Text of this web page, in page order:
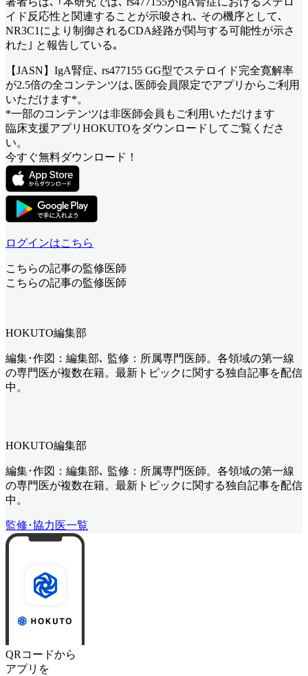
イド反応性と関連することが示唆され､ その機序として､
NR3C1により制御されるCDA経路が関与する可能性が示さ
れた｣ と報告している｡
【JASN】IgA腎症､ rs477155 GG型でステロイド完全寛解率
が2.5倍の全コンテンツは､医師会員限定でアプリからご利用
いただけます*。
*一部のコンテンツは非医師会員もご利用いただけます
臨床支援アプリHOKUTOをダウンロードしてご覧くださ
い。
今すぐ無料ダウンロード！
ログインはこちら
こちらの記事の監修医師
こちらの記事の監修医師
HOKUTO編集部
編集･作図：編集部､ 監修：所属専門医師。各領域の第一線
の専門医が複数在籍。最新トピックに関する独自記事を配信
中。
HOKUTO編集部
編集･作図：編集部､ 監修：所属専門医師。各領域の第一線
の専門医が複数在籍。最新トピックに関する独自記事を配信
中。
監修･協力医一覧
QRコードから
アプリを